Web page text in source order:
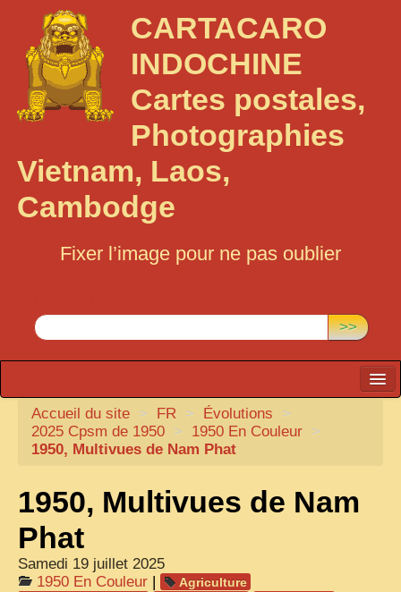
CARTACARO
INDOCHINE
Cartes postales,
Photographies
Vietnam, Laos,
Cambodge
Fixer l’image pour ne pas oublier
>>
CARTACARO
NOS LIVRES
ILLUSTRATEURS
TONKIN
FRONTIÈRE
Accueil du site > FR > Évolutions
>
2025 Cpsm de 1950 > 1950 En Couleur >
1950, Multivues de Nam Phat
1950, Multivues de Nam
Phat
Samedi 19 juillet 2025
1950 En Couleur |
Agriculture